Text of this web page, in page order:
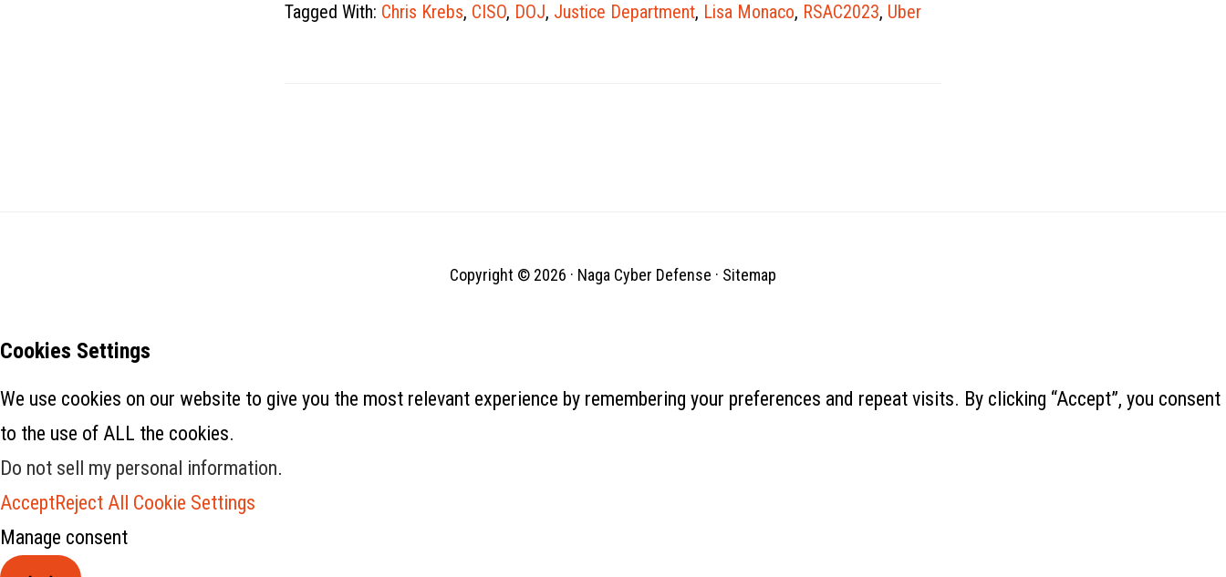
Tagged With: Chris Krebs, CISO, DOJ, Justice Department, Lisa Monaco, RSAC2023, Uber
Copyright © 2026 · Naga Cyber Defense · Sitemap
Cookies Settings
We use cookies on our website to give you the most relevant experience by remembering your preferences and repeat visits. By clicking “Accept”, you consent
to the use of ALL the cookies.
Do not sell my personal information.
AcceptReject All Cookie Settings
Manage consent